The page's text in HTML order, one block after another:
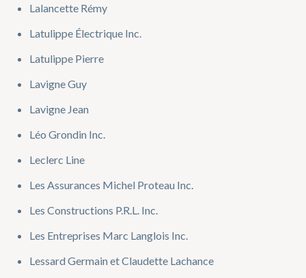
Lalancette Rémy
Latulippe Électrique Inc.
Latulippe Pierre
Lavigne Guy
Lavigne Jean
Léo Grondin Inc.
Leclerc Line
Les Assurances Michel Proteau Inc.
Les Constructions P.R.L. Inc.
Les Entreprises Marc Langlois Inc.
Lessard Germain et Claudette Lachance